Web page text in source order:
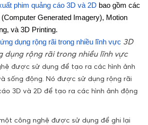
phim quảng cáo 3D và 2D bao gồm các
Generated Imagery), Motion
và 3D Printing.
3D
dụng rộng rãi trong nhiều lĩnh vực
được sử dụng để tạo ra các hình ảnh
sống động. Nó được sử dụng rộng rãi
3D và 2D để tạo ra các hình ảnh động
công nghệ được sử dụng để ghi lại